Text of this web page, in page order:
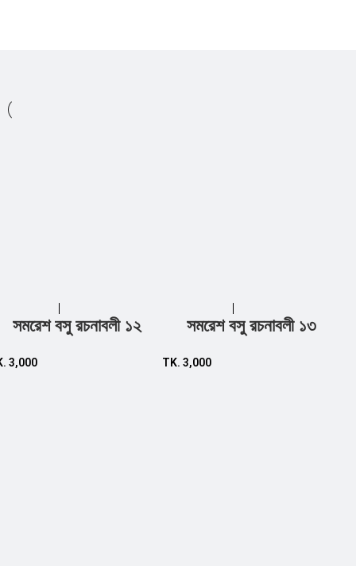
Add to cart
সমরেশ বসু রচনাবলী ১২
3,000
Add to cart
সমরেশ বসু রচনাবলী ১৩
TK. 3,000